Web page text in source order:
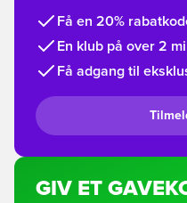
Få en 20%
En klub på over 2
Få adgang til
GIV ET